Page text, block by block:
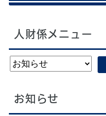
人財係メニュー
お知らせ